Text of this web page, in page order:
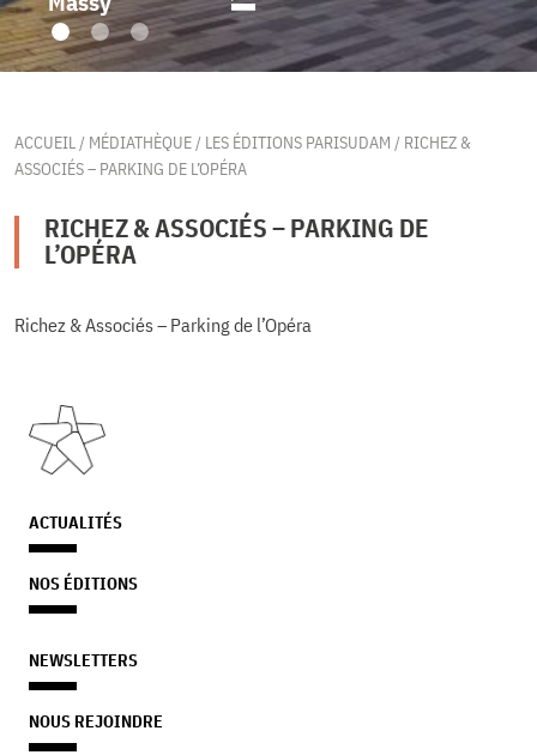
ACCUEIL/ MÉDIATHÈQUE/ LES ÉDITIONS PARISUDAM / RICHEZ &
ASSOCIÉS – PARKING DE L’OPÉRA
RICHEZ & ASSOCIÉS – PARKING DE
L’OPÉRA
Richez & Associés – Parking de l’Opéra
ACTUALITÉS
NOS ÉDITIONS
NEWSLETTERS
NOUS REJOINDRE